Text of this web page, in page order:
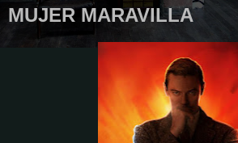
MUJER MARAVILLA